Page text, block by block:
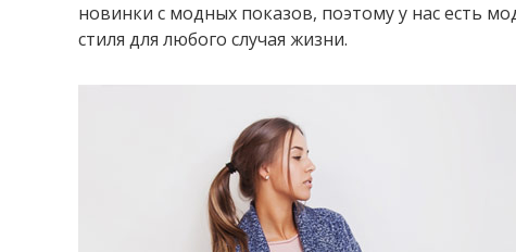
новинки с модных показов, поэтому у нас есть
стиля для любого случая жизни.